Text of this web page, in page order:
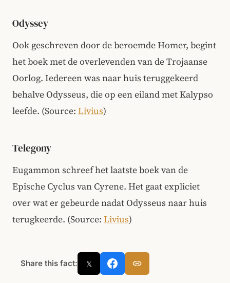
Odyssey
Ook geschreven door de beroemde Homer, begint
het boek met de overlevenden van de Trojaanse
Oorlog. Iedereen was naar huis teruggekeerd
behalve Odysseus, die op een eiland met Kalypso
leefde. (Source: Livius)
Telegony
Eugammon schreef het laatste boek van de
Epische Cyclus van Cyrene. Het gaat expliciet
over wat er gebeurde nadat Odysseus naar huis
terugkeerde. (Source: Livius)
Share this fact: 𝕏